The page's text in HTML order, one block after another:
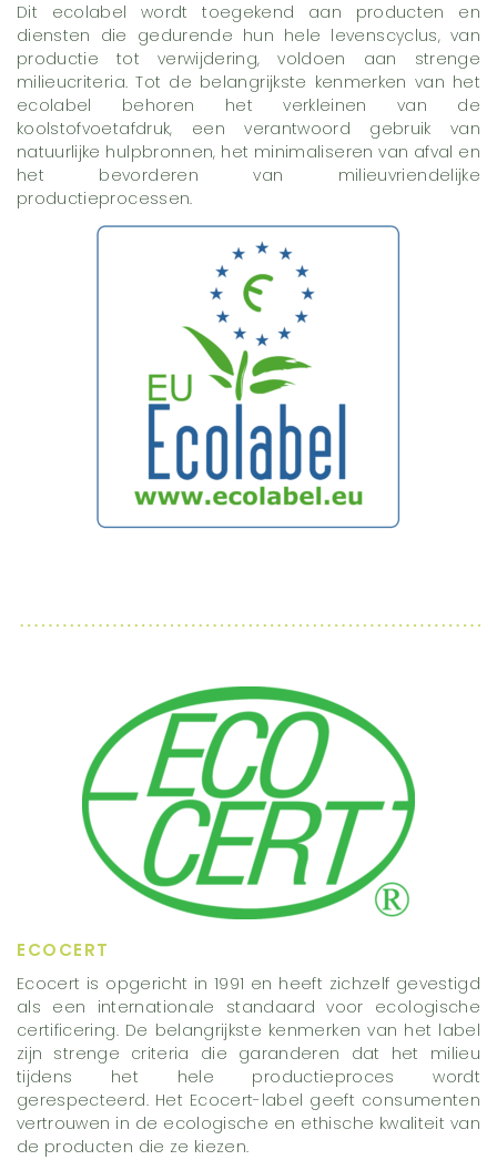
Dit ecolabel wordt toegekend aan producten en
diensten die gedurende hun hele levenscyclus, van
productie tot verwijdering, voldoen aan strenge
milieucriteria. Tot de belangrijkste kenmerken van het
ecolabel behoren het verkleinen van de
koolstofvoetafdruk, een verantwoord gebruik van
natuurlijke hulpbronnen, het minimaliseren van afval en
het bevorderen van milieuvriendelijke
productieprocessen.
ECOCERT
Ecocert is opgericht in 1991 en heeft zichzelf gevestigd
als een internationale standaard voor ecologische
certificering. De belangrijkste kenmerken van het label
zijn strenge criteria die garanderen dat het milieu
tijdens het hele productieproces wordt
gerespecteerd. Het Ecocert-label geeft consumenten
vertrouwen in de ecologische en ethische kwaliteit van
de producten die ze kiezen.